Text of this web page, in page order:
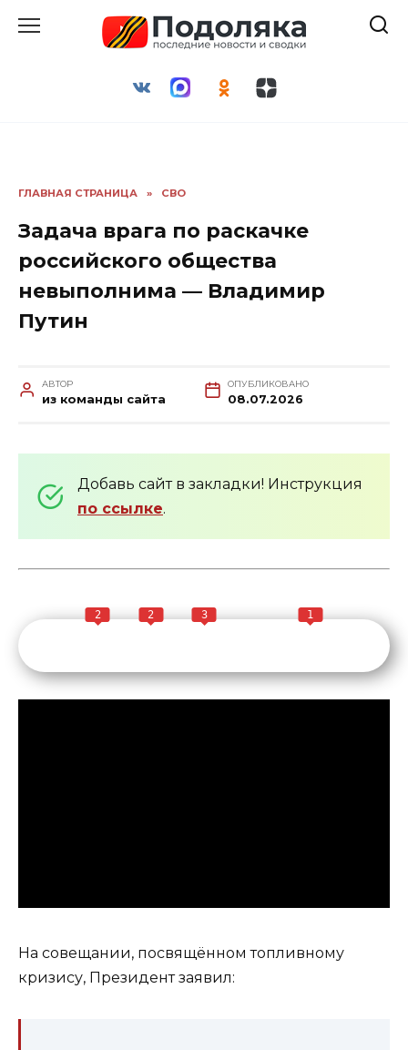
ГЛАВНАЯ СТРАНИЦА » СВО
Задача врага по раскачке
российского общества
невыполнима — Владимир
Путин
АВТОР
из команды сайта
ОПУБЛИКОВАНО
08.07.2026
Добавь сайт в закладки! Инструкция
по ссылке.
2 2 3 1
На совещании, посвящённом топливному
кризису, Президент заявил: